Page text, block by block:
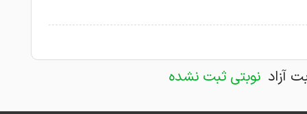
آزاد نوبتی ثبت نشده